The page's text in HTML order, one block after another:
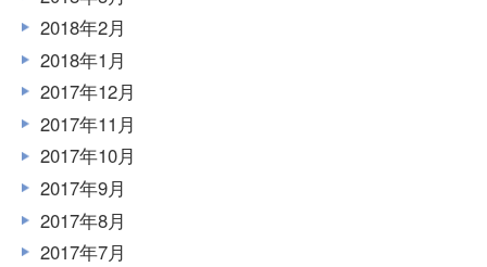
2018年2月
2018年1月
2017年12月
2017年11月
2017年10月
2017年9月
2017年8月
2017年7月